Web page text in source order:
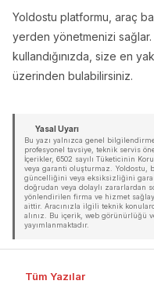
Yoldostu platformu, araç
yerden yönetmenizi sağlar.
kullandığınızda, size en
üzerinden bulabilirsiniz.
Yasal Uyarı
Bu yazı yalnızca genel
profesyonel tavsiye, teknik servis
İçerikler, 6502 sayılı Tüketicinin
veya garanti oluşturmaz. Yoldostu,
güncelliğini veya eksiksizliğini
doğrudan veya dolaylı zararlardan
yönlendirilen firma ve hizmet
aittir. Aracınızla ilgili teknik
alınız. Bu içerik, web görünürlüğü
yayımlanmaktadır.
Tüm Yazılar